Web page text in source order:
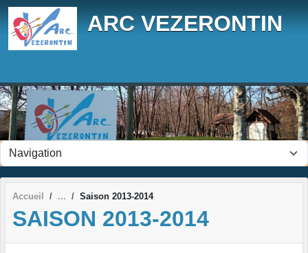
ARC VEZERONTIN
Accueil Saison 2013-2014
SAISON 2013-2014
Panneau de gestion des cookies